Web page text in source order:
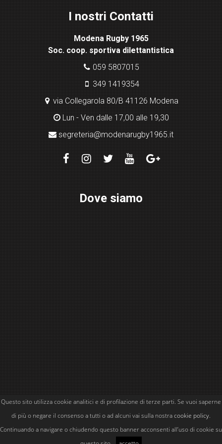
Questo sito utilizza cookie analitici e di profilazione di terze parti. Se vuoi saperne
di più o negare il consenso a tutti o ad alcuni vai sulla nostracookie policy.
Continuando a navigare o chiudendo questo banner acconsenti all’uso di cookie su
I nostri Contatti
Modena Rugby 1965
Soc. coop. sportiva dilettantistica
059 5807015
349 1419354
via Collegarola 80/B 41126 Modena
Lun - Ven dalle 17,00 alle 19,30
segreteria@modenarugby1965.it
Dove siamo